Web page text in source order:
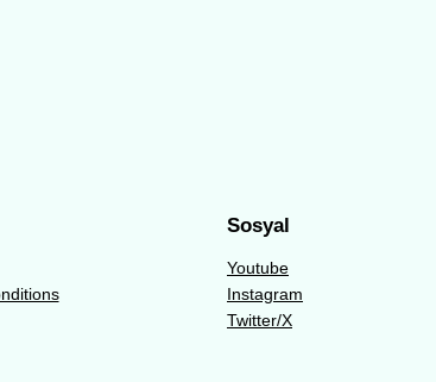
Sosyal
Youtube
Instagram
Twitter/X